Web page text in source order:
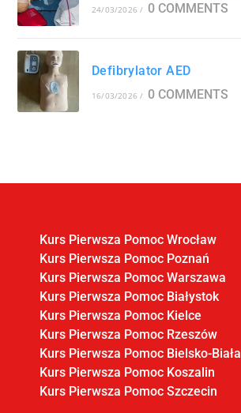
24/03/2026 / 0 COMMENTS
Defibrylator AED
16/03/2026 / 0 COMMENTS
Kurs Pierwsza Pomoc Wrocław
Kurs Pierwsza Pomoc Poznań
Kurs Pierwsza Pomoc Warszawa
Kurs Pierwsza Pomoc Białystok
Kurs Pierwsza Pomoc Kielce
Kurs Pierwsza Pomoc Rzeszów
Kurs Pierwsza Pomoc Bielsko-Biała
Kurs Pierwsza Pomoc Koszalin
Kurs Pierwsza Pomoc Szczecin